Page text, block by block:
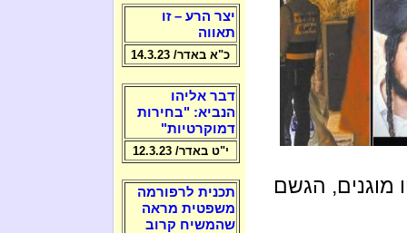
מוגנים, הגשם
יצר הרע – זו
תאווה
כ"א באדר/ 14.3.23
דבר אליהו
הנביא: "בחירות
דמוקרטיות"
י"ט באדר/ 12.3.23
תכנית לרפורמה
משפטית מראה
שהמשיח קרוב